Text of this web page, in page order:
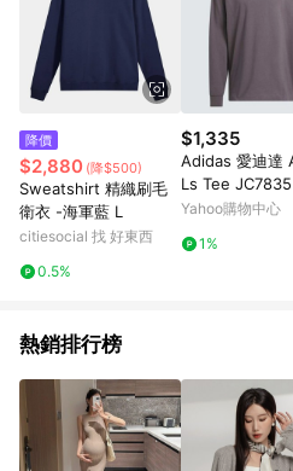
ETMall站內之折扣優惠(包含但不限於
券等)，不具點數回饋資格。詳細請依
顯示為準。 7. LINE購物設有「單一商
殊活動時開放「回饋無上限」)，以同
計算，並依訂單成立時間當下LINE購
8. LINE購物為購物資訊整合性平台，
如顯示之商品規格、顏色、價位、贈品
頁不符，以銷售網頁標示為準。 9. 若
日期+180天以內至LINE購物客服洽詢
行申訴，恕無法贈點回饋。 10. 部分點
用，或不適用於無回饋商品。各點數紅
請依點數紅包頁面規則為準。
降價
$2,880 (降$500)
Sweatshirt 精織刷毛
衛衣 -海軍藍 L
citiesocial 找 好東西
0.5%
$1,335
Adidas 愛迪達
Ls Tee
長袖上衣 休閒長
Yahoo購物中心
1%
熱銷排行榜